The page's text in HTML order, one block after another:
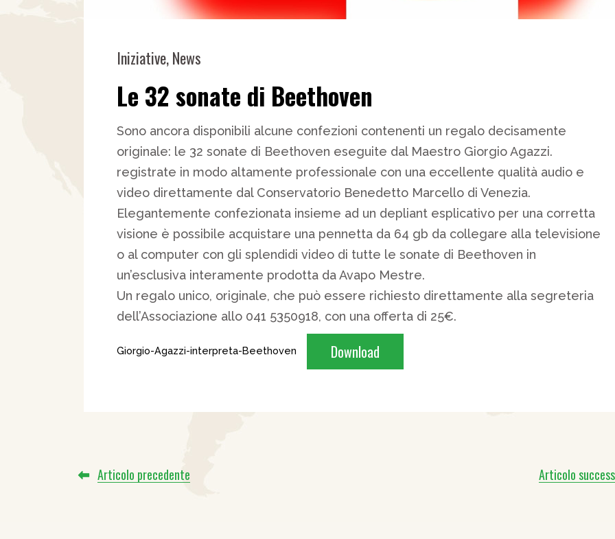
Iniziative,News
Le 32 sonate di Beethoven
Sono ancora disponibili alcune confezioni contenenti un regalo decisamente
originale: le 32 sonate di Beethoven eseguite dal Maestro Giorgio Agazzi.
registrate in modo altamente professionale con una eccellente qualità audio e
video direttamente dal Conservatorio Benedetto Marcello di Venezia.
Elegantemente confezionata insieme ad un depliant esplicativo per una corretta
visione è possibile acquistare una pennetta da 64 gb da collegare alla televisione
o al computer con gli splendidi video di tutte le sonate di Beethoven in
un’esclusiva interamente prodotta da Avapo Mestre.
Un regalo unico, originale, che può essere richiesto direttamente alla segreteria
dell’Associazione allo 041 5350918, con una offerta di 25€.
Giorgio-Agazzi-interpreta-Beethoven Download
Articolo precedente Articolo